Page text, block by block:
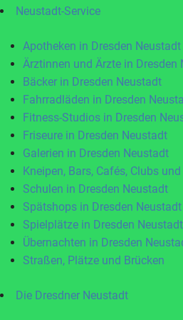
Neustadt-Service
Apotheken in Dresden Neustadt
Ärztinnen und Ärzte in Dresden
Bäcker in Dresden Neustadt
Fahrradläden in Dresden
Fitness-Studios in Dresden
Friseure in Dresden Neustadt
Galerien in Dresden Neustadt
Kneipen, Bars, Cafés, Clubs
Schulen in Dresden Neustadt
Spätshops in Dresden Neustadt
Spielplätze in Dresden Neustadt
Übernachten in Dresden
Straßen, Plätze und Brücken
Die Dresdner Neustadt